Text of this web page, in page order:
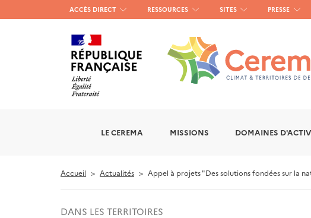
Menu
haut
gauche
ACCÈS DIRECT RESSOURCES SITES PRESSE
LE CEREMA MISSIONS DOMAINES
Accueil Actualités Appel à projets "Des solutions fondées sur la
DANS LES TERRITOIRES